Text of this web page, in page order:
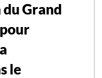
Grand
le